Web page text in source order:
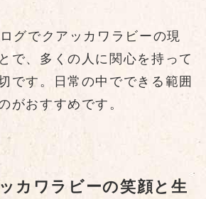
グでクアッカワラビーの現
で、多くの人に関心を持って
です。日常の中でできる範囲
がおすすめです。
カワラビーの笑顔と生